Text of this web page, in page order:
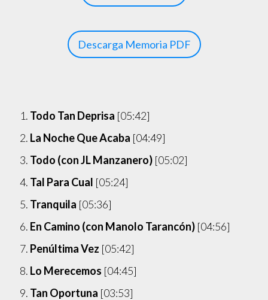
Descarga Memoria PDF
Todo Tan Deprisa [05:42]
La Noche Que Acaba [04:49]
Todo (con JL Manzanero) [05:02]
Tal Para Cual [05:24]
Tranquila [05:36]
En Camino (con Manolo Tarancón) [04:56]
Penúltima Vez [05:42]
Lo Merecemos [04:45]
Tan Oportuna [03:53]